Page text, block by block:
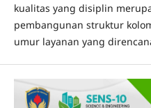
kualitas yang disiplin
pembangunan struktur
umur layanan yang